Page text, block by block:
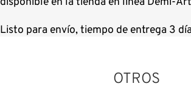
Listo para envío, tiempo de entrega 3
OTROS